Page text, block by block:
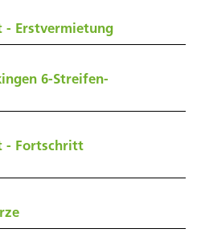
- Erstvermietung
6-Streifen-
- Fortschritt